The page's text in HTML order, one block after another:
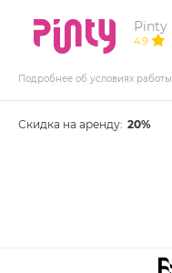
Pinty
4.9
Подробнее об условиях работы
Скидка на аренду: 20%